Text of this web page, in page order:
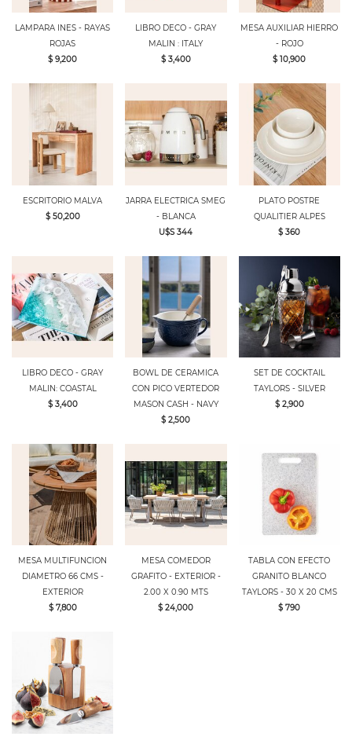
LAMPARA INES - RAYAS
ROJAS
$ 9,200
LIBRO DECO - GRAY
MALIN : ITALY
$ 3,400
MESA AUXILIAR HIERRO
- ROJO
$ 10,900
ESCRITORIO MALVA
$ 50,200
JARRA ELECTRICA SMEG
- BLANCA
U$S 344
PLATO POSTRE
QUALITIER ALPES
$ 360
LIBRO DECO - GRAY
MALIN: COASTAL
$ 3,400
BOWL DE CERAMICA
CON PICO VERTEDOR
MASON CASH - NAVY
$ 2,500
SET DE COCKTAIL
TAYLORS - SILVER
$ 2,900
MESA MULTIFUNCION
DIAMETRO 66 CMS -
EXTERIOR
$ 7,800
MESA COMEDOR
GRAFITO - EXTERIOR -
2.00 X 0.90 MTS
$ 24,000
TABLA CON EFECTO
GRANITO BLANCO
TAYLORS - 30 X 20 CMS
$ 790